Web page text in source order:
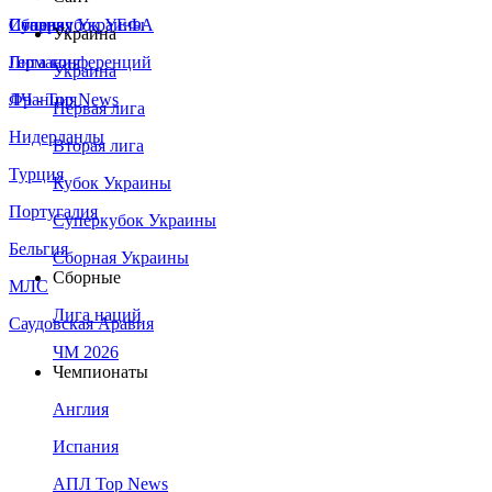
Сборная Украины
Италия
Германия
Франция
Нидерланды
Турция
Португалия
Бельгия
МЛС
Саудовская Аравия
Суперкубок УЕФА
Лига конференций
ЛЧ - Top News
Украина
Украина
Первая лига
Вторая лига
Кубок Украины
Суперкубок Украины
Сборная Украины
Сборные
Лига наций
ЧМ 2026
Чемпионаты
Англия
Испания
АПЛ Top News